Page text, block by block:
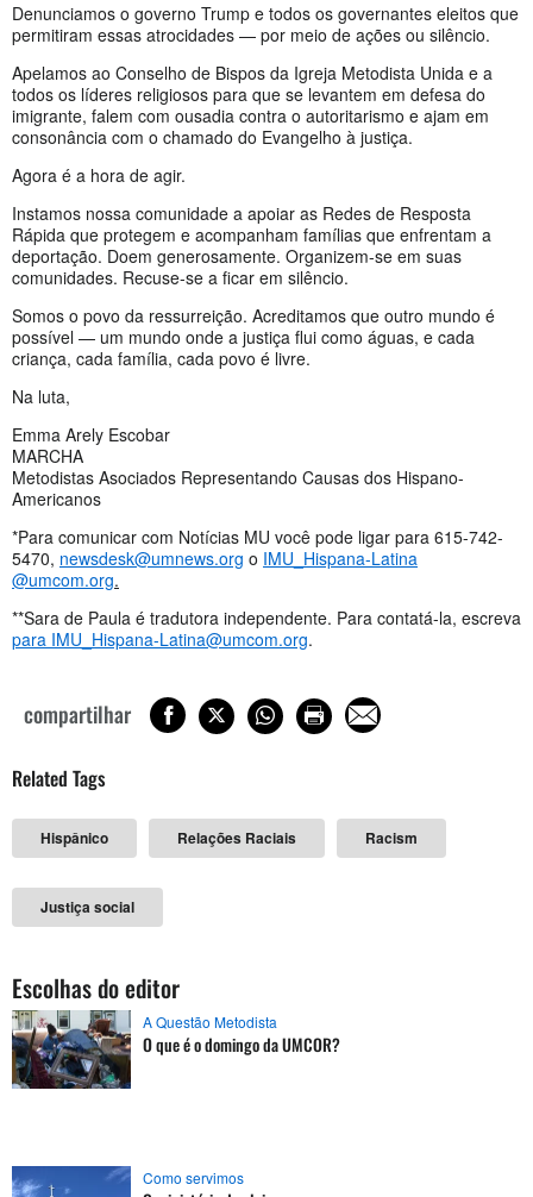
Denunciamos o governo Trump e todos os governantes eleitos que
permitiram essas atrocidades — por meio de ações ou silêncio.
Apelamos ao Conselho de Bispos da Igreja Metodista Unida e a
todos os líderes religiosos para que se levantem em defesa do
imigrante, falem com ousadia contra o autoritarismo e ajam em
consonância com o chamado do Evangelho à justiça.
Agora é a hora de agir.
Instamos nossa comunidade a apoiar as Redes de Resposta
Rápida que protegem e acompanham famílias que enfrentam a
deportação. Doem generosamente. Organizem-se em suas
comunidades. Recuse-se a ficar em silêncio.
Somos o povo da ressurreição. Acreditamos que outro mundo é
possível — um mundo onde a justiça flui como águas, e cada
criança, cada família, cada povo é livre.
Na luta,
Emma Arely Escobar
MARCHA
Metodistas Asociados Representando Causas dos Hispano-
Americanos
*Para comunicar com Notícias MU você pode ligar para 615-742-
5470, newsdesk@umnews.org o IMU_Hispana-Latina
@umcom.org.
**Sara de Paula é tradutora independente. Para contatá-la, escreva
para IMU_Hispana-Latina@umcom.org.
compartilhar
Related Tags
Hispânico Relações Raciais Racism
Justiça social
Escolhas do editor
A Questão Metodista
O que é o domingo da UMCOR?
Como servimos